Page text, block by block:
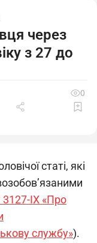
через
з 27 до
0
статі, які
ІХ «Про
службу»).